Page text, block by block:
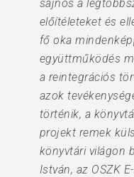
sajnos a
előítéleteket és
fő oka
együttműködés
a reintegrációs
azok
történik, a
projekt remek
könyvtári világon
István, az OSZK